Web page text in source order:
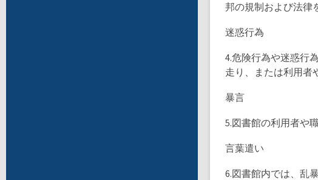
邦の規制および法律
迷惑行為
4.危険行為や迷惑行
走り、または利用者
暴言
5.図書館の利用者や
言葉遣い
6.図書館内では、乱